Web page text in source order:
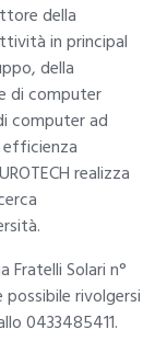
della
in principal
della
di computer
computer ad
realizza
Fratelli Solari n°
rivolgersi
0433485411.